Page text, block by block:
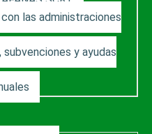
las administraciones
subvenciones y ayudas